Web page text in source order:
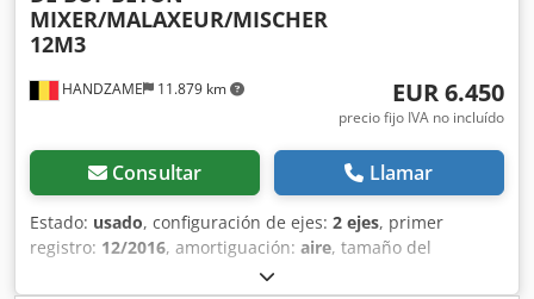
HANDZAME 11.879 km
MIXER/MALAXEUR/MISCHER
12M3
EUR 6.450
precio fijo IVA no incluído
Consultar Llamar
Estado: usado, configuración de ejes: 2 ejes, primer
registro: 12/2016, amortiguación: aire, tamaño del
, distancia entre ejes: